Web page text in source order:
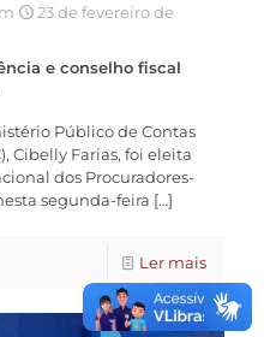
23 de fevereiro de
e conselho fiscal
Público de Contas
Cibelly Farias, foi eleita
dos Procuradores-
segunda-feira […]
Ler mais